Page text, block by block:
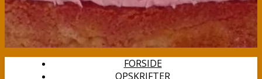
FORSIDE
OPSKRIFTER